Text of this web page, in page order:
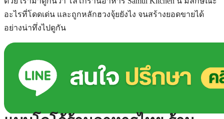
อะไรที่โดดเด่น และถูกหลักฮวงจุ้ยยังไง จนสร้างยอดขายได้
อย่างน่าทึ่งไปดูกัน